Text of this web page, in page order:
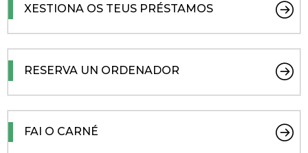
XESTIONA OS TEUS PRÉSTAMOS
RESERVA UN ORDENADOR
FAI O CARNÉ